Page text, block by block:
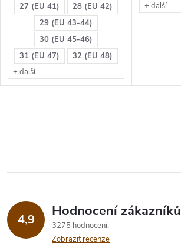
27 (EU 41)
28 (EU 42)
29 (EU 43-44)
30 (EU 45-46)
31 (EU 47)
32 (EU 48)
+ další
+ další
4,9 Hodnocení zákazníků
3275 hodnocení
Zobrazit recenze